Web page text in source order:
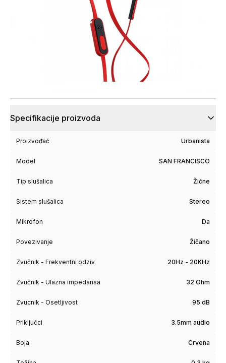
Specifikacije proizvoda
Proizvođač Urbanista
Model SAN FRANCISCO
Tip slušalica Žične
Sistem slušalica Stereo
Mikrofon Da
Povezivanje Žičano
Zvučnik - Frekventni odziv 20Hz - 20KHz
Zvučnik - Ulazna impedansa 32 Ohm
Zvucnik - Osetljivost 95 dB
Priključci 3.5mm audio
Boja Crvena